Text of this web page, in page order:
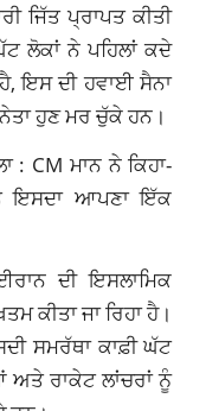
ਜਿੱਤ ਪ੍ਰਾਪਤ ਕੀਤੀ
ਲੋਕਾਂ ਨੇ ਪਹਿਲਾਂ ਕਦੇ
ਇਸ ਦੀ ਹਵਾਈ ਸੈਨਾ
ਹੁਣ ਮਰ ਚੁੱਕੇ ਹਨ।
: CM ਮਾਨ ਨੇ ਕਿਹਾ-
ਇਸਦਾ ਆਪਣਾ ਇੱਕ
ਦੀ ਇਸਲਾਮਿਕ
ਕੀਤਾ ਜਾ ਰਿਹਾ ਹੈ।
ਸਮਰੱਥਾ ਕਾਫ਼ੀ ਘੱਟ
ਰਾਕੇਟ ਲਾਂਚਰਾਂ ਨੂੰ